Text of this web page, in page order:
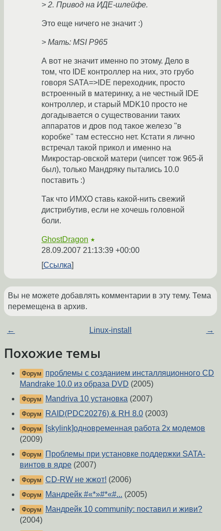
> 2. Привод на ИДЕ-шлейфе.
Это еще ничего не значит :)
> Мать: MSI P965
А вот не значит именно по этому. Дело в
том, что IDE контроллер на них, это грубо
говоря SATA=>IDE переходник, просто
встроенный в материнку, а не честный IDE
контроллер, и старый MDK10 просто не
догадывается о существовании таких
аппаратов и дров под такое железо "в
коробке" там естессно нет. Кстати я лично
встречал такой прикол и именно на
Микростар-овской матери (чипсет тож 965-й
был), только Мандряку пытались 10.0
поставить :)
Так что ИМХО ставь какой-нить свежий
дистрибутив, если не хочешь головной
боли.
GhostDragon ★
28.09.2007 21:13:39 +00:00
Ссылка
Вы не можете добавлять комментарии в эту тему. Тема
перемещена в архив.
← Linux-install →
Похожие темы
Форум
проблемы с созданием инсталляционного CD
Mandrake 10.0 из образа DVD (2005)
Форум Mandriva 10 установка (2007)
Форум RAID(PDC20276) & RH 8.0 (2003)
Форум
[skylink]одновременная работа 2х модемов
(2009)
Форум
Проблемы при установке поддержки SATA-
винтов в ядре (2007)
Форум CD-RW не жжот! (2006)
Форум Мандрейк #«*»#*«#... (2005)
Форум
Мандрейк 10 community: поставил и живи?
(2004)